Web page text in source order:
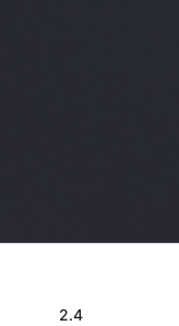
2.4